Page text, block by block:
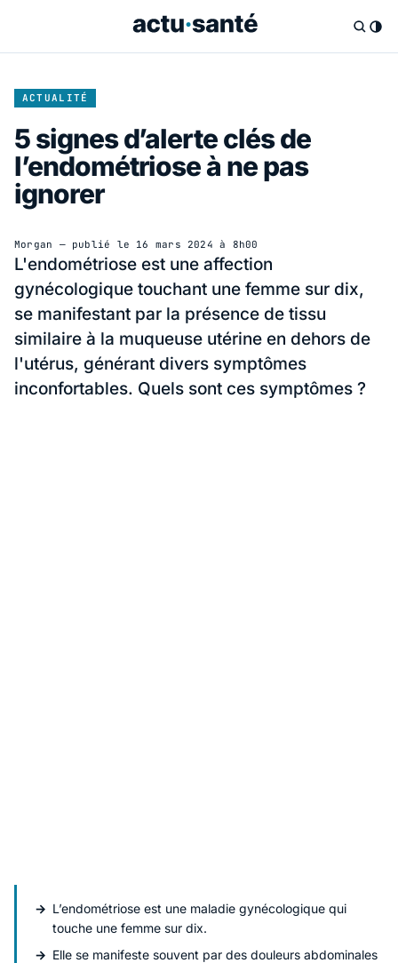
ACTUALITÉ
5 signes d’alerte clés de
l’endométriose à ne pas
ignorer
Morgan — publié le 16 mars 2024 à 8h00
L'endométriose est une affection
gynécologique touchant une femme sur dix,
se manifestant par la présence de tissu
similaire à la muqueuse utérine en dehors de
l'utérus, générant divers symptômes
inconfortables. Quels sont ces symptômes ?
L’endométriose est une maladie gynécologique qui
touche une femme sur dix.
Elle se manifeste souvent par des douleurs abdominales